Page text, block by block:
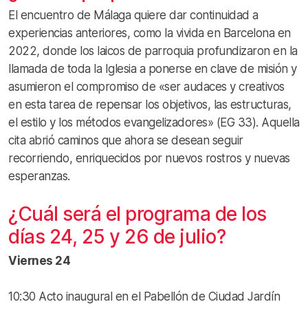
El encuentro de Málaga quiere dar continuidad a
experiencias anteriores, como la vivida en Barcelona en
2022, donde los laicos de parroquia profundizaron en la
llamada de toda la Iglesia a ponerse en clave de misión y
asumieron el compromiso de «ser audaces y creativos
en esta tarea de repensar los objetivos, las estructuras,
el estilo y los métodos evangelizadores» (EG 33). Aquella
cita abrió caminos que ahora se desean seguir
recorriendo, enriquecidos por nuevos rostros y nuevas
esperanzas.
¿Cuál será el programa de los
días 24, 25 y 26 de julio?
Viernes 24
10:30 Acto inaugural en el Pabellón de Ciudad Jardín